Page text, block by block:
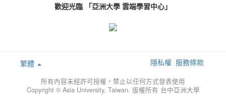
歡迎光臨 「亞洲大學 雲端學習中心」
繁體 隱私權 服務條款
所有內容未經許可授權，禁止以任何方式發表使用
Copyright © Asia University, Taiwan. 版權所有 台中亞洲大學